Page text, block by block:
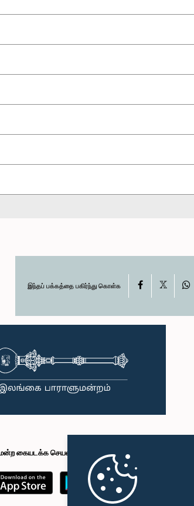
இந்தப் பக்கத்தை பகிர்ந்து கொள்க Facebook
கையடக்க செயலி